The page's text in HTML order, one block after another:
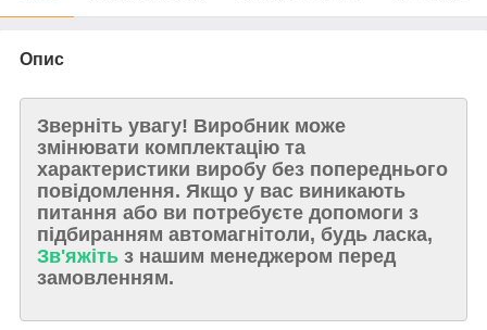
Опис
Зверніть увагу! Виробник може
змінювати комплектацію та
характеристики виробу без попереднього
повідомлення. Якщо у вас виникають
питання або ви потребуєте допомоги з
підбиранням автомагнітоли, будь ласка,
Зв'яжіть з нашим менеджером перед
замовленням.